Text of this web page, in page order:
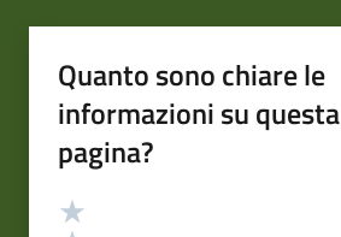
Quanto sono chiare le
informazioni su questa
pagina?
Valutazione